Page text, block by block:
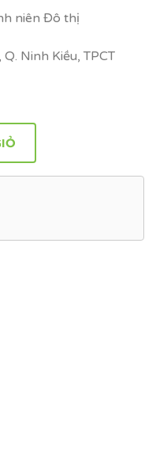
niên Đô thị
Ninh Kiều, TPCT